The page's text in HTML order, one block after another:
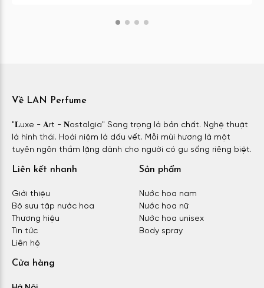
Về LAN Perfume
"𝐋uxe - 𝐀rt - 𝐍ostalgia" Sang trọng là bản chất. Nghệ thuật
là hình thái. Hoài niệm là dấu vết. Mỗi mùi hương là một
tuyên ngôn thầm lặng dành cho người có gu sống riêng biệt.
Liên kết nhanh
Giới thiệu
Bộ sưu tập nước hoa
Thương hiệu
Tin tức
Liên hệ
Sản phẩm
Nước hoa nam
Nước hoa nữ
Nước hoa unisex
Body spray
Cửa hàng